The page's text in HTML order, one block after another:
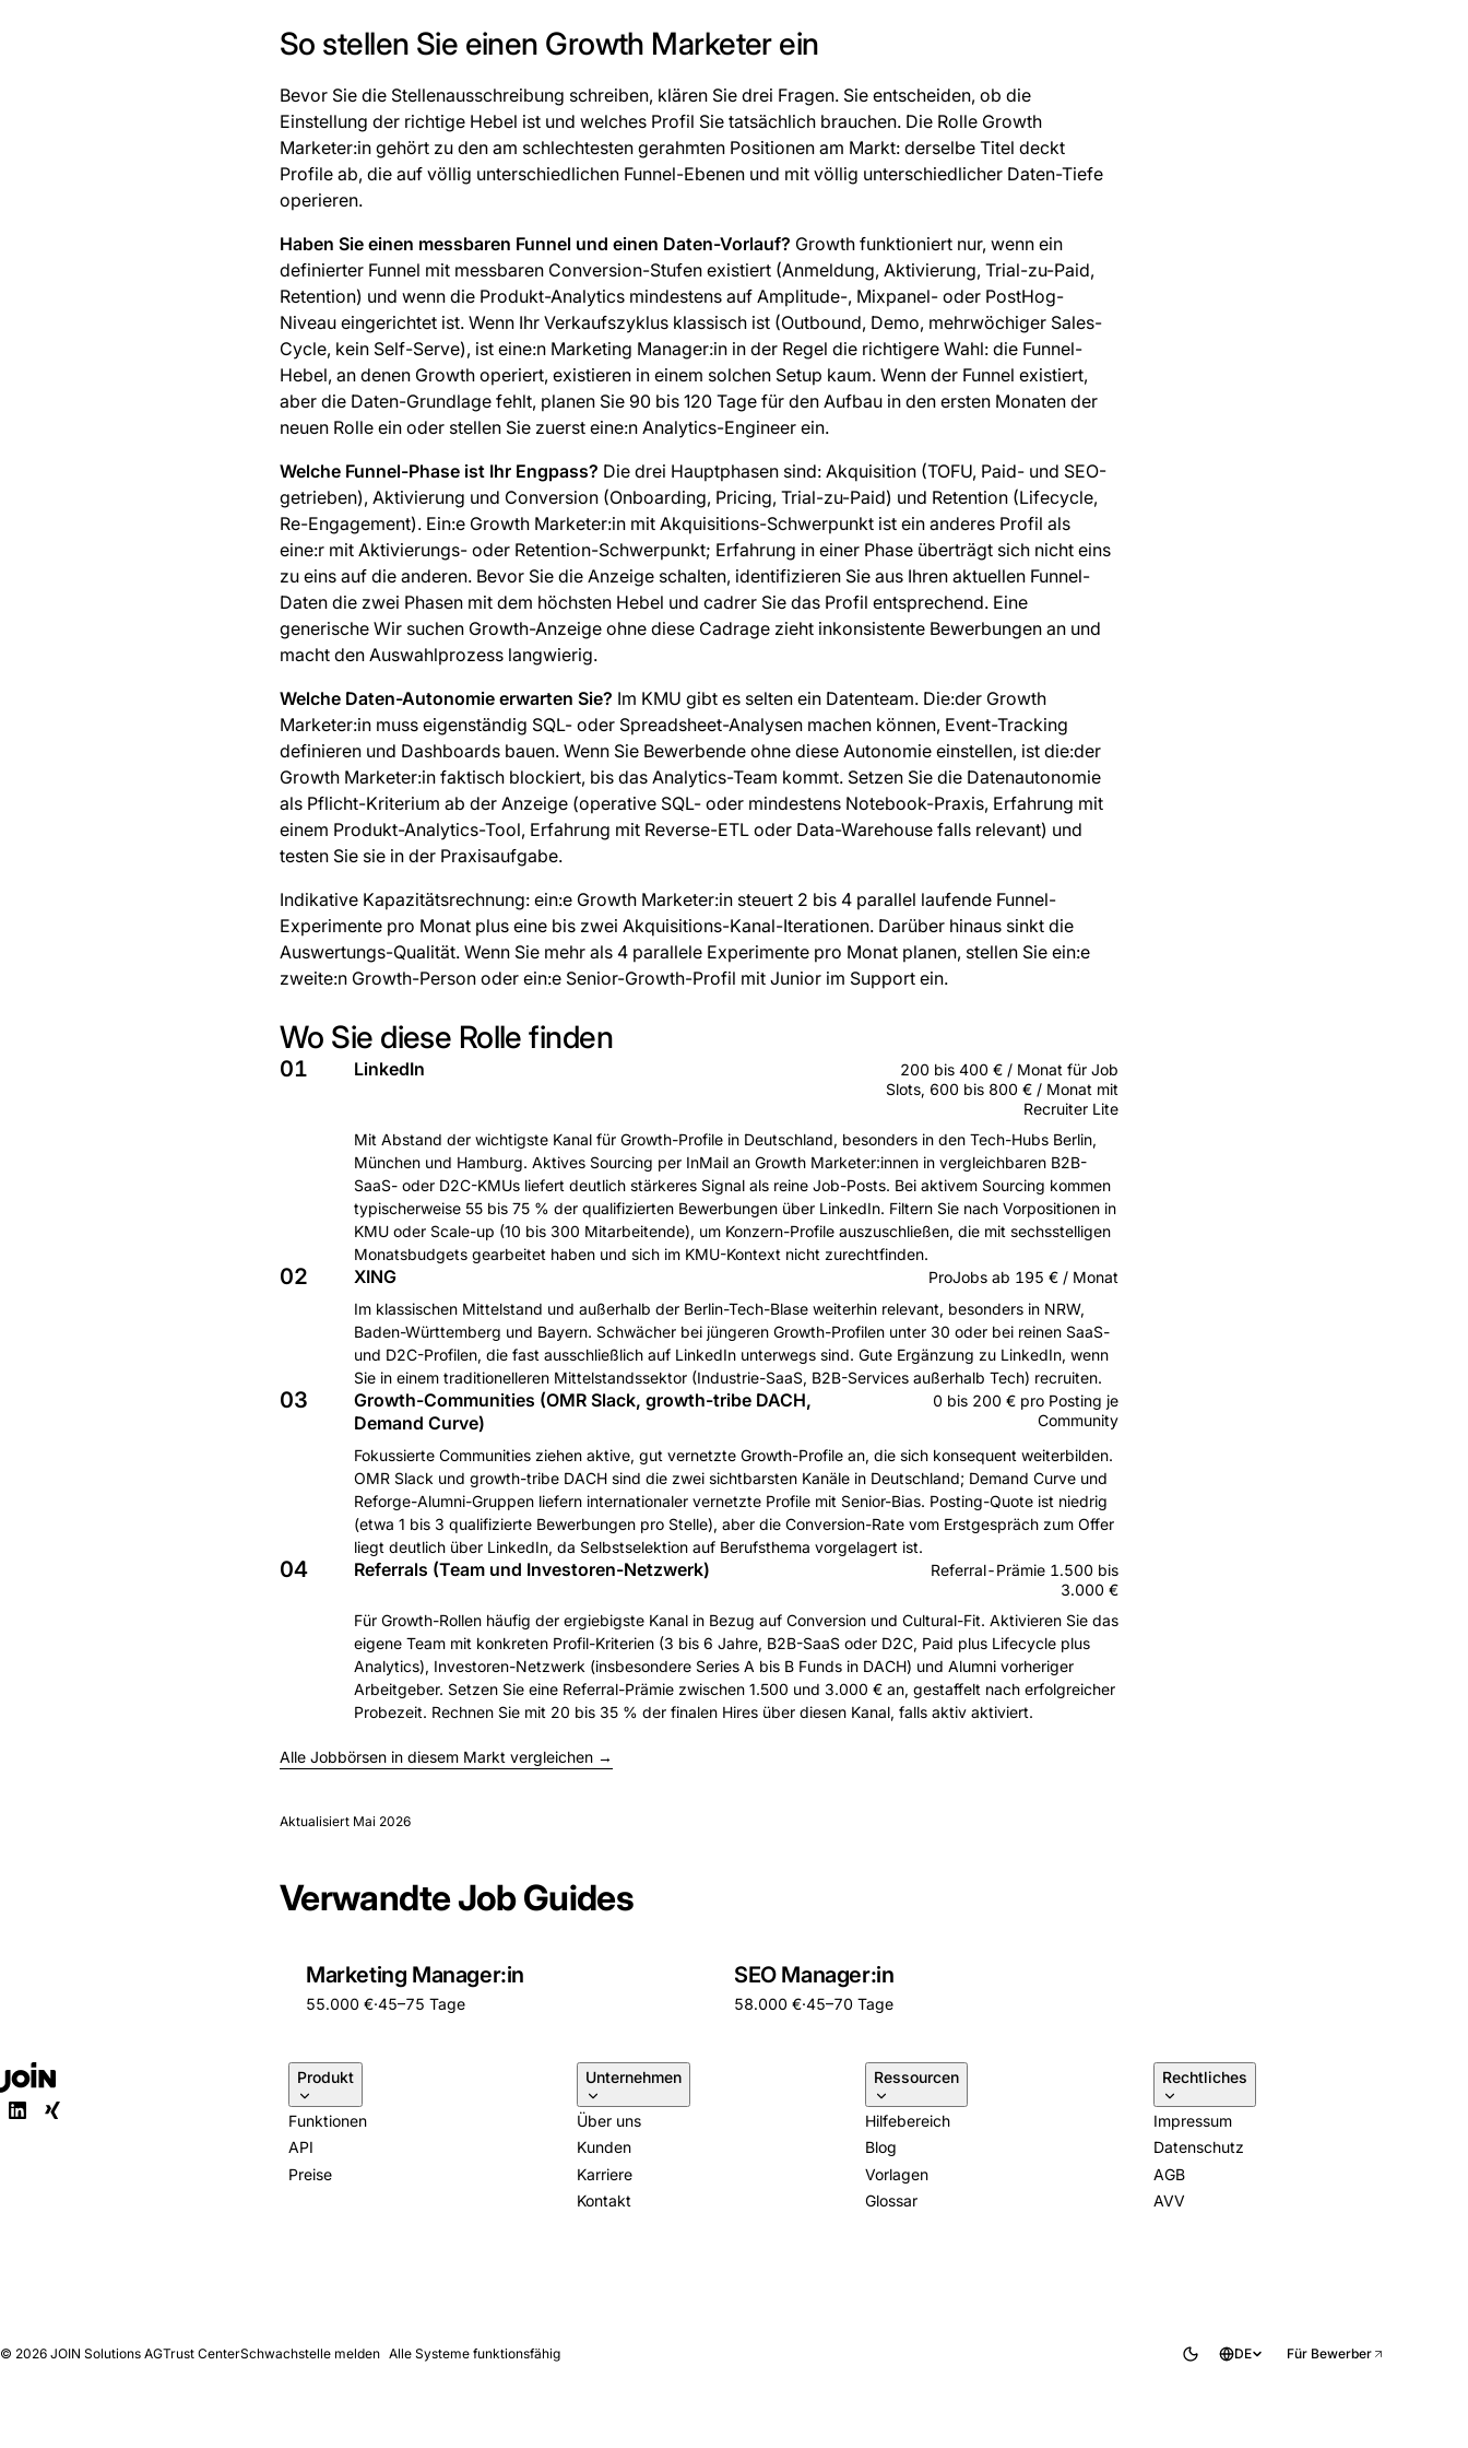
So stellen Sie einen Growth Marketer ein
Bevor Sie die Stellenausschreibung schreiben, klären Sie drei Fragen. Sie entscheiden, ob die
Einstellung der richtige Hebel ist und welches Profil Sie tatsächlich brauchen. Die Rolle Growth
Marketer:in gehört zu den am schlechtesten gerahmten Positionen am Markt: derselbe Titel deckt
Profile ab, die auf völlig unterschiedlichen Funnel-Ebenen und mit völlig unterschiedlicher Daten-Tiefe
operieren.
Haben Sie einen messbaren Funnel und einen Daten-Vorlauf? Growth funktioniert nur, wenn ein
definierter Funnel mit messbaren Conversion-Stufen existiert (Anmeldung, Aktivierung, Trial-zu-Paid,
Retention) und wenn die Produkt-Analytics mindestens auf Amplitude-, Mixpanel- oder PostHog-
Niveau eingerichtet ist. Wenn Ihr Verkaufszyklus klassisch ist (Outbound, Demo, mehrwöchiger Sales-
Cycle, kein Self-Serve), ist eine:n Marketing Manager:in in der Regel die richtigere Wahl: die Funnel-
Hebel, an denen Growth operiert, existieren in einem solchen Setup kaum. Wenn der Funnel existiert,
aber die Daten-Grundlage fehlt, planen Sie 90 bis 120 Tage für den Aufbau in den ersten Monaten der
neuen Rolle ein oder stellen Sie zuerst eine:n Analytics-Engineer ein.
Welche Funnel-Phase ist Ihr Engpass? Die drei Hauptphasen sind: Akquisition (TOFU, Paid- und SEO-
getrieben), Aktivierung und Conversion (Onboarding, Pricing, Trial-zu-Paid) und Retention (Lifecycle,
Re-Engagement). Ein:e Growth Marketer:in mit Akquisitions-Schwerpunkt ist ein anderes Profil als
eine:r mit Aktivierungs- oder Retention-Schwerpunkt; Erfahrung in einer Phase überträgt sich nicht eins
zu eins auf die anderen. Bevor Sie die Anzeige schalten, identifizieren Sie aus Ihren aktuellen Funnel-
Daten die zwei Phasen mit dem höchsten Hebel und cadrer Sie das Profil entsprechend. Eine
generische Wir suchen Growth-Anzeige ohne diese Cadrage zieht inkonsistente Bewerbungen an und
macht den Auswahlprozess langwierig.
Welche Daten-Autonomie erwarten Sie? Im KMU gibt es selten ein Datenteam. Die:der Growth
Marketer:in muss eigenständig SQL- oder Spreadsheet-Analysen machen können, Event-Tracking
definieren und Dashboards bauen. Wenn Sie Bewerbende ohne diese Autonomie einstellen, ist die:der
Growth Marketer:in faktisch blockiert, bis das Analytics-Team kommt. Setzen Sie die Datenautonomie
als Pflicht-Kriterium ab der Anzeige (operative SQL- oder mindestens Notebook-Praxis, Erfahrung mit
einem Produkt-Analytics-Tool, Erfahrung mit Reverse-ETL oder Data-Warehouse falls relevant) und
testen Sie sie in der Praxisaufgabe.
Indikative Kapazitätsrechnung: ein:e Growth Marketer:in steuert 2 bis 4 parallel laufende Funnel-
Experimente pro Monat plus eine bis zwei Akquisitions-Kanal-Iterationen. Darüber hinaus sinkt die
Auswertungs-Qualität. Wenn Sie mehr als 4 parallele Experimente pro Monat planen, stellen Sie ein:e
zweite:n Growth-Person oder ein:e Senior-Growth-Profil mit Junior im Support ein.
Wo Sie diese Rolle finden
01 LinkedIn
200 bis 400 € / Monat für Job
Slots, 600 bis 800 € / Monat mit
Recruiter Lite
Mit Abstand der wichtigste Kanal für Growth-Profile in Deutschland, besonders in den Tech-Hubs Berlin,
München und Hamburg. Aktives Sourcing per InMail an Growth Marketer:innen in vergleichbaren B2B-
SaaS- oder D2C-KMUs liefert deutlich stärkeres Signal als reine Job-Posts. Bei aktivem Sourcing kommen
typischerweise 55 bis 75 % der qualifizierten Bewerbungen über LinkedIn. Filtern Sie nach Vorpositionen in
KMU oder Scale-up (10 bis 300 Mitarbeitende), um Konzern-Profile auszuschließen, die mit sechsstelligen
Monatsbudgets gearbeitet haben und sich im KMU-Kontext nicht zurechtfinden.
02 XING
ProJobs ab 195 € / Monat
Im klassischen Mittelstand und außerhalb der Berlin-Tech-Blase weiterhin relevant, besonders in NRW,
Baden-Württemberg und Bayern. Schwächer bei jüngeren Growth-Profilen unter 30 oder bei reinen SaaS-
und D2C-Profilen, die fast ausschließlich auf LinkedIn unterwegs sind. Gute Ergänzung zu LinkedIn, wenn
Sie in einem traditionelleren Mittelstandssektor (Industrie-SaaS, B2B-Services außerhalb Tech) recruiten.
03
Growth-Communities (OMR Slack, growth-tribe DACH,
Demand Curve)
0 bis 200 € pro Posting je
Community
Fokussierte Communities ziehen aktive, gut vernetzte Growth-Profile an, die sich konsequent weiterbilden.
OMR Slack und growth-tribe DACH sind die zwei sichtbarsten Kanäle in Deutschland; Demand Curve und
Reforge-Alumni-Gruppen liefern internationaler vernetzte Profile mit Senior-Bias. Posting-Quote ist niedrig
(etwa 1 bis 3 qualifizierte Bewerbungen pro Stelle), aber die Conversion-Rate vom Erstgespräch zum Offer
liegt deutlich über LinkedIn, da Selbstselektion auf Berufsthema vorgelagert ist.
04 Referrals (Team und Investoren-Netzwerk)
Referral-Prämie 1.500 bis
3.000 €
Für Growth-Rollen häufig der ergiebigste Kanal in Bezug auf Conversion und Cultural-Fit. Aktivieren Sie das
eigene Team mit konkreten Profil-Kriterien (3 bis 6 Jahre, B2B-SaaS oder D2C, Paid plus Lifecycle plus
Analytics), Investoren-Netzwerk (insbesondere Series A bis B Funds in DACH) und Alumni vorheriger
Arbeitgeber. Setzen Sie eine Referral-Prämie zwischen 1.500 und 3.000 € an, gestaffelt nach erfolgreicher
Probezeit. Rechnen Sie mit 20 bis 35 % der finalen Hires über diesen Kanal, falls aktiv aktiviert.
Alle Jobbörsen in diesem Markt vergleichen →
Aktualisiert Mai 2026
Verwandte Job Guides
Marketing Manager:in
55.000 €·45–75 Tage
SEO Manager:in
58.000 €·45–70 Tage
Produkt
Funktionen
API
Preise
Unternehmen
Über uns
Kunden
Karriere
Kontakt
Ressourcen
Hilfebereich
Blog
Vorlagen
Glossar
Rechtliches
Impressum
Datenschutz
AGB
AVV
© 2026 JOIN Solutions AGTrust CenterSchwachstelle melden Alle Systeme funktionsfähig DE Für Bewerber